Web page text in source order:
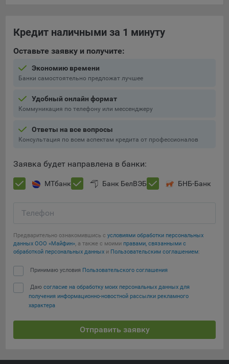
(статистические), установлены на сервере Общества и не
время пользования сайтом;
Остальные - не более года.
определять предпочтения пользователей сайта, в том числе
наиболее и наименее популярные страницы и принимать
предпочтений пользователей.
интернет-сайты в режиме «Инкогнито», чтобы ограничить
автоматически удалять сессионные файлы cookie. Кроме
опцию в истории браузера.
Подробнее о параметрах управления можно ознакомиться,
перейдя по внешним ссылкам, ведущим на
соответствующие страницы сайтов основных браузеров:
Firefox
Chrome
Safari
Opera
Сохранить по умолчанию
Кредит наличными за 1 минуту
Оставьте заявку и получите:
Экономию времени
Банки самостоятельно предложат лучшее
Удобный онлайн формат
Коммуникация по телефону или мессенджеру
Ответы на все вопросы
Консультация по всем аспектам кредита от профессионалов
Заявка будет направлена в банки:
МТбанк Банк БелВЭБ БНБ-Банк
Телефон
Предварительно ознакомившись с условиями обработки персональных
данных ООО «Майфин», а также с моими правами, связанными с
обработкой персональных данных и Пользовательским соглашением:
Принимаю условия Пользовательского соглашения
Даю согласие на обработку моих персональных данных для
получения информационно-новостной рассылки рекламного
характера
Отправить заявку